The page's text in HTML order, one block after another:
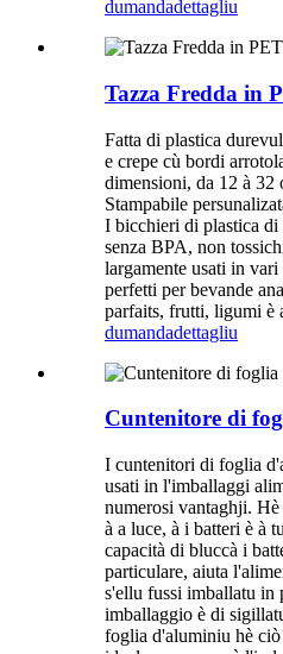
dumandadettagliu
Tazza Fredda in
Fatta di plastica
e crepe cù bordi
dimensioni, da 12 à 32
Stampabile
I bicchieri di plastica
senza BPA, non
largamente usati in
perfetti per bevande
parfaits, frutti, ligumi è
dumandadettagliu
Cuntenitore di
I cuntenitori di foglia
usati in l'imballaggi
numerosi vantaghji.
à a luce, à i batteri è à
capacità di bluccà i
particulare, aiuta
s'ellu fussi imballatu in
imballaggio è di
foglia d'aluminiu hè